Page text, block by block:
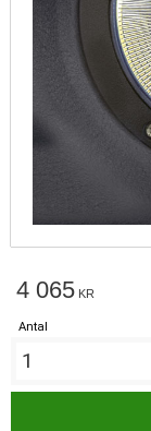
4 065 KR
Antal